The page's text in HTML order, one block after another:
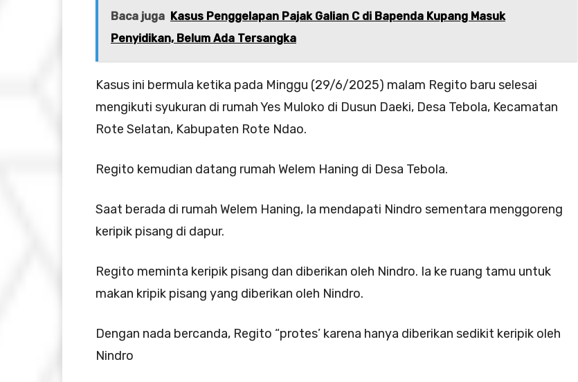
Baca juga Kasus Penggelapan Pajak Galian C di Bapenda Kupang Masuk
Penyidikan, Belum Ada Tersangka
Kasus ini bermula ketika pada Minggu (29/6/2025) malam Regito baru selesai
mengikuti syukuran di rumah Yes Muloko di Dusun Daeki, Desa Tebola, Kecamatan
Rote Selatan, Kabupaten Rote Ndao.
Regito kemudian datang rumah Welem Haning di Desa Tebola.
Saat berada di rumah Welem Haning, Ia mendapati Nindro sementara menggoreng
keripik pisang di dapur.
Regito meminta keripik pisang dan diberikan oleh Nindro. Ia ke ruang tamu untuk
makan kripik pisang yang diberikan oleh Nindro.
Dengan nada bercanda, Regito “protes’ karena hanya diberikan sedikit keripik oleh
Nindro